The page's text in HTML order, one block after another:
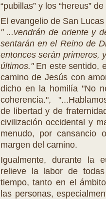
“pubillas” y los “hereus”
El evangelio de San
" ...vendrán de oriente y
sentarán en el Reino de
entonces serán primeros,
últimos."En este sentido,
camino de Jesús con
dicho en la homilía "No
coherencia.",
de libertad y de
civilización occidental y
menudo, por cansancio
margen del camino.
Igualmente, durante la
relieve la labor de
tiempo, tanto en el
las personas,